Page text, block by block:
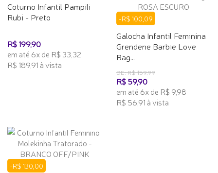
Coturno Infantil Pampili
Rubi - Preto
R$ 199,90
em até 6x de R$ 33,32
R$ 189,91 à vista
-R$ 100,09
Galocha Infantil Feminina
Grendene Barbie Love
Bag...
DE: R$ 159,99
R$ 59,90
em até 6x de R$ 9,98
R$ 56,91 à vista
-R$ 130,00